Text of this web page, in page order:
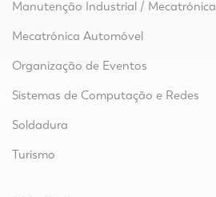
Manutenção Industrial / Mecatrónica
Mecatrónica Automóvel
Organização de Eventos
Sistemas de Computação e Redes
Soldadura
Turismo